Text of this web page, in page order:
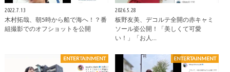
2022.7.13
木村拓哉、朝5時から船で海へ！？番
組撮影でのオフショットを公開
2026.5.28
板野友美、デコルテ全開の赤キャミ
ソール姿公開！「美しくて可愛
い！」「お人…
ENTERTAINMENT ENTERTAINMENT